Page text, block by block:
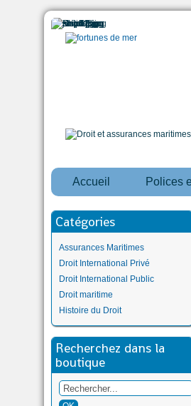
Accueil Polices
Catégories
Assurances Maritimes
Droit International Privé
Droit International Public
Droit maritime
Histoire du Droit
Recherchez dans la
boutique